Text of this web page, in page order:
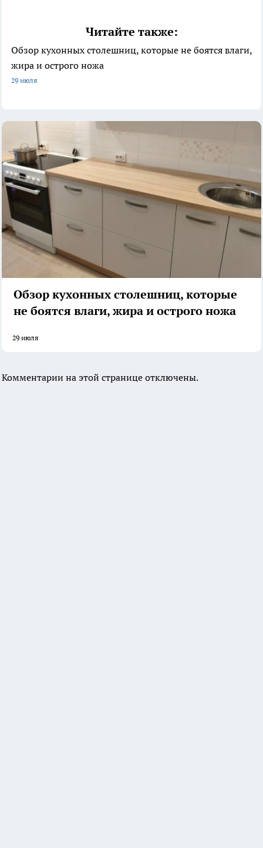
Читайте также:
Обзор кухонных столешниц, которые не боятся влаги,
жира и острого ножа
29 июля
Обзор кухонных столешниц, которые
не боятся влаги, жира и острого ножа
29 июля
Комментарии на этой странице отключены.